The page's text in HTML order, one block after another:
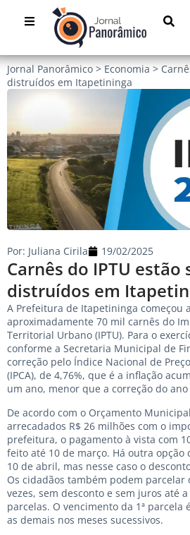
Jornal Panorâmico > Economia >
distruídos em Itapetininga
Carnês do IPTU estão
distruídos em
Por: Juliana Cirila 19/02/2025
A Prefeitura de Itapetininga começou
aproximadamente 70 mil carnês do
Territorial Urbano (IPTU). Para o
conforme a Secretaria Municipal de
correção pelo Índice Nacional de
(IPCA), de 4,76%, que é a inflação
um ano, menor que a correção do ano
De acordo com o Orçamento
arrecadados R$ 26 milhões com o
prefeitura, o pagamento à vista com
feito até 10 de março. Há outra opção
10 de abril, mas nesse caso o
Os cidadãos também podem parcelar
vezes, sem desconto e sem juros até
parcelas. O vencimento da 1ª parcela
as demais nos meses sucessivos.